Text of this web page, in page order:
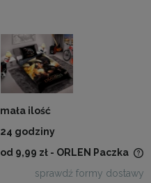
mała ilość
24 godziny
od 9,99 zł - ORLEN Paczka
sprawdź formy dostawy